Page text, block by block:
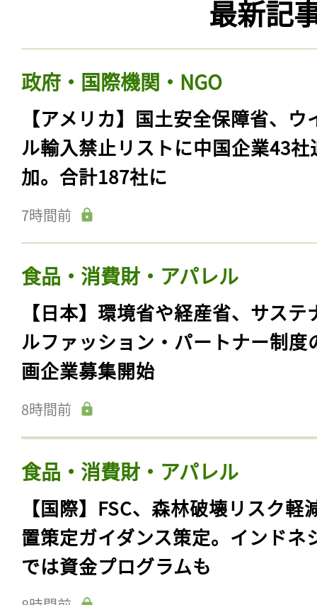
最新記
政府・国際機関・NGO
【アメリカ】国土安全保障省、ウ
ル輸入禁止リストに中国企業43社
加。合計187社に
7時間前
食品・消費財・アパレル
【日本】環境省や経産省、サステ
ルファッション・パートナー制度
画企業募集開始
8時間前
食品・消費財・アパレル
【国際】FSC、森林破壊リスク軽
置策定ガイダンス策定。インドネ
では資金プログラムも